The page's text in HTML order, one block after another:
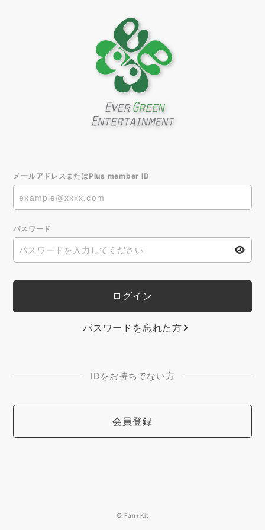
メールアドレスまたはPlus member ID
パスワード
パスワードを忘れた方
IDをお持ちでない方
会員登録
© Fan+Kit